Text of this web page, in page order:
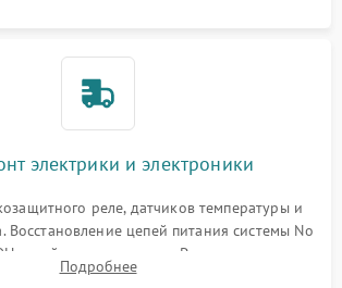
электрики и электроники
реле, датчиков температуры и
Восстановление цепей питания системы No
оттайки и вентилятор. Ремонт или замена
управления при сбоях алгоритмов.
Подробнее